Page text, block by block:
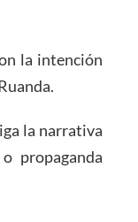
la intención
la narrativa
propaganda